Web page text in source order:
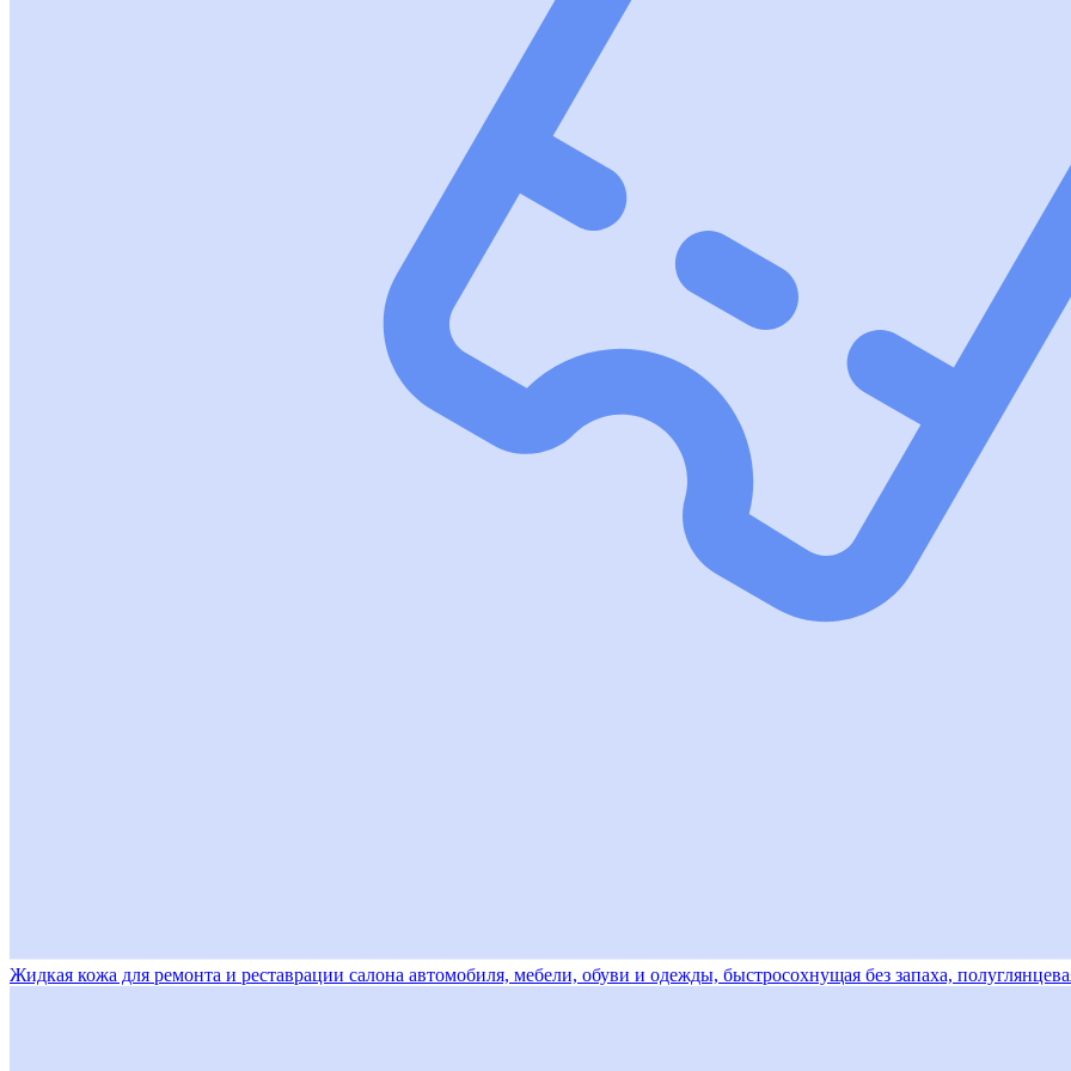
Жидкая кожа для ремонта и реставрации салона автомобиля, мебели, обуви и одежды, быстросохнущая без запаха,